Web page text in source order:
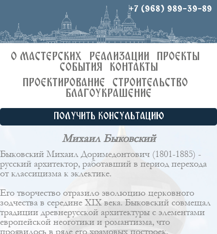
+7 (968) 989-39-89
О МАСТЕРСКИХ РЕАЛИЗАЦИИ
ПРОЕКТЫ
СОБЫТИЯ
КОНТАКТЫ
ПРОЕКТИРОВАНИЕ
СТРОИТЕЛЬСТВО
БЛАГОУКРАШЕНИЕ
ПОЛУЧИТЬ КОНСУЛЬТАЦИЮ
Михаил Быковский
Быковский Михаил Доримедонтович (1801-1885) -
русский архитектор, работавший в период перехода
от классицизма к эклектике.
Его творчество отразило эволюцию церковного
зодчества в середине XIX века. Быковский совмещал
традиции древнерусской архитектуры с элементами
европейской неоготики и романтизма, что
проявилось в ряде его храмовых построек.